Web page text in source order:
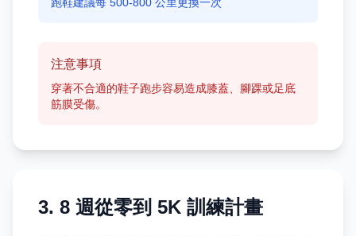
注意事項
穿著不合適的鞋子跑步容易造成膝蓋、腳踝或足底
筋膜受傷。
3. 8 週從零到 5K 訓練計畫